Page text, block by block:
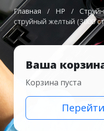
Главная / HP /
струйный желтый (3000
Ваша
Корзина пуста